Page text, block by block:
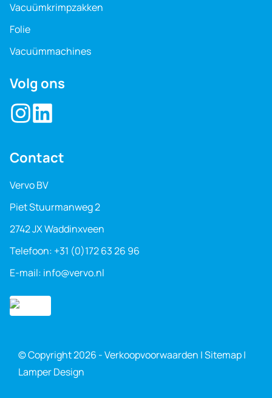
Vacuüm­krimpzakken
Folie
Vacuüm­machines
Volg ons
Contact
Vervo BV
Piet Stuurmanweg 2
2742 JX Waddinxveen
Telefoon: +31 (0)172 63 26 96
E-mail: info@vervo.nl
© Copyright 2026 -Verkoopvoorwaarden |Sitemap|
Lamper Design